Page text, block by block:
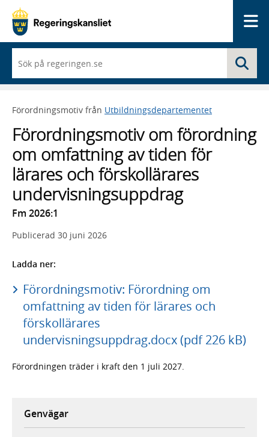
du
börjar
skriva
framträder
lista
med
sökförslag
Förordningsmotiv från Utbildningsdepartementet
Förordningsmotiv om förordning
om omfattning av tiden för
lärares och förskollärares
undervisningsuppdrag
Fm 2026:1
Publicerad 30 juni 2026
Ladda ner:
Förordningsmotiv: Förordning om
omfattning av tiden för lärares och
förskollärares
undervisningsuppdrag.docx (pdf 226 kB)
Förordningen träder i kraft den 1 juli 2027.
Genvägar